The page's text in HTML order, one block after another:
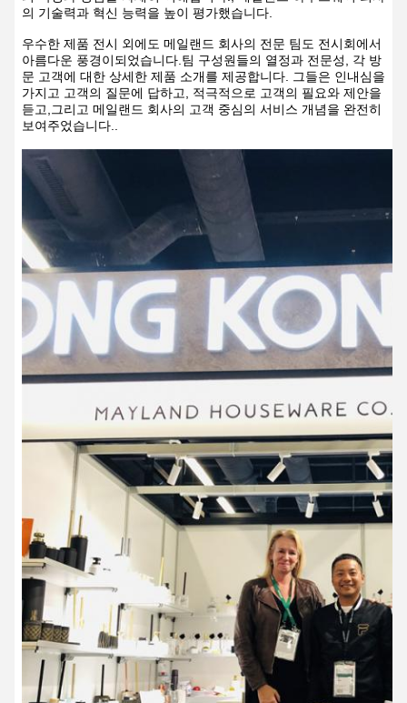
의 기술력과 혁신 능력을 높이 평가했습니다.
우수한 제품 전시 외에도 메일랜드 회사의 전문 팀도 전시회에서
아름다운 풍경이되었습니다.팀 구성원들의 열정과 전문성, 각 방
문 고객에 대한 상세한 제품 소개를 제공합니다. 그들은 인내심을
가지고 고객의 질문에 답하고, 적극적으로 고객의 필요와 제안을
듣고,그리고 메일랜드 회사의 고객 중심의 서비스 개념을 완전히
보여주었습니다..